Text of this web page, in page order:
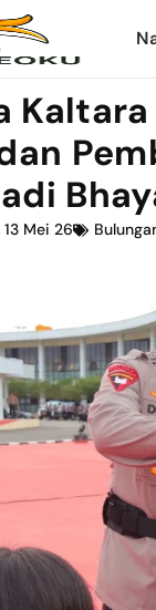
13 Mei 26